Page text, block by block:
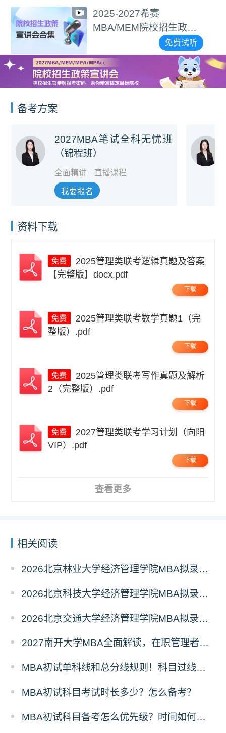
2027逻辑备考攻略
免费试
备考方案
2027MBA笔试全科无忧班
（锦程班）
全面精讲 直播课程
我要报名
资料下载
【完整版】docx.pdf
下载
整版）.pdf
下载
2（完整版）.pdf
下载
VIP）.pdf
下载
查看更多
相关阅读
2026北京林业大学经济管理学院MBA拟录取分析解读
2026北京科技大学经济管理学院MBA拟录取分析解读
2026北京交通大学经济管理学院MBA拟录取分析解读
2027南开大学MBA全面解读，在职管理者择校优选
MBA初试单科线和总分线规则！科目过线标准
MBA初试科目考试时长多少？怎么备考？
MBA初试科目备考怎么优先级？时间如何分配？